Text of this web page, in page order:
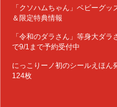
「クソハムちゃん」ベビーグ
＆限定特典情報
「令和のダラさん」等身大ダ
で9/1まで予約受付中
にっこりーノ初のシールえほん
124枚